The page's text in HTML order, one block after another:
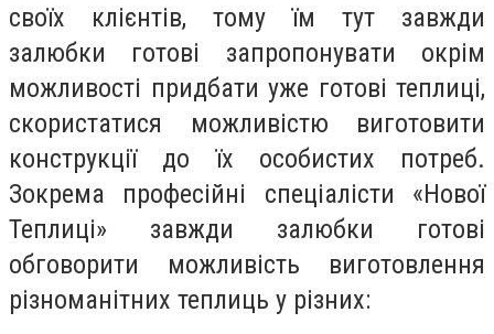
своїх клієнтів, тому їм тут завжди
залюбки готові запропонувати окрім
можливості придбати уже готові теплиці,
скористатися можливістю виготовити
конструкції до їх особистих потреб.
Зокрема професійні спеціалісти «Нової
Теплиці» завжди залюбки готові
обговорити можливість виготовлення
різноманітних теплиць у різних: